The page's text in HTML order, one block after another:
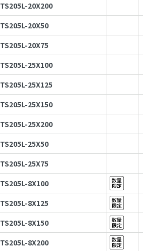
TS205L-20X200
TS205L-20X50
TS205L-20X75
TS205L-25X100
TS205L-25X125
TS205L-25X150
TS205L-25X200
TS205L-25X50
TS205L-25X75
TS205L-8X100
TS205L-8X125
TS205L-8X150
TS205L-8X200